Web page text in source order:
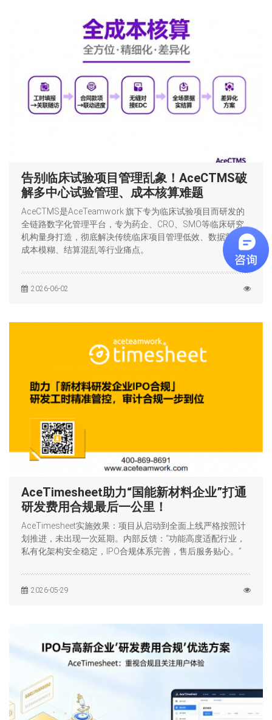
告别临床试验项目管理乱象！AceCTMS破
解多中心试验管理、成本核算难题
AceCTMS是AceTeamwork 旗下专为临床试验项目而研发的
全链路数字化管理平台，专为药企、CRO、SMO等临床研究
机构量身打造，彻底解决传统临床项目管理低效、数据割裂、
成本模糊、结算混乱等行业痛点。
2026-06-02
AceTimesheet助力“国能新材料企业”打通
研发费用合规最后一公里！
AceTimesheet实施效果：项目从启动到全面上线严格按照计
划推进，未出现一次延期。内部反馈：“功能高度适配行业，
私有化架构安全稳定，IPO合规体系完善，售后服务贴心。”
2026-05-29